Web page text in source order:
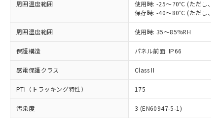
周囲温度範囲
使用時: -25～70℃ (ただし、氷
保存時: -40～80℃ (ただし、氷
周囲湿度範囲 使用時: 35～85%RH
保護構造 パネル前面: IP66
感電保護クラス Class II
PTI（トラッキング特性） 175
汚染度 3 (EN60947-5-1)
正式な納期状況および標準価格はお客
様のお取引先、またはお客様担当のオ
ムロン制御機器販売店・当社販売員に
オムロン制御機器販売店や当社販売拠
販売ネットワーク
」をご確認
ください。
在庫状況および標準価格結果を当社の
事前の承諾なく第三者に漏洩または開
示しないようお願いします。
マイパーツ機能（部品リスト作成サー
ビス）をご利用いただくには、I-Web
ル) (DEHP)(別名：DOP) 1000ppm以下、フタル酸ブチ
ルベンジル（BBP） 1000ppm以下、フタル酸ジブチル
（DBP） 1000ppm以下、フタル酸ジイソブチル
但し、RoHS指令で産業用監視および制御機器に対する
フタル酸エステル類の４物質については閾値を超える意
図的な使用がないことを確認しています。
※2 対応予定月
部品在庫の切り替え状況などにより、予定
月が前後することがあります。
ル類) : 1000ppm、
DBP(フタル酸ジブチル) : 1000ppm、 DIBP(フタル酸ジ
DEHP(フタル酸ビス(2-エチルヘキシル)) : 1000ppm
「ｅ」：有害物質（10物質）のすべてが基
準値以下であることを示します。
「10」：通常の使用状況下において有害物
質が外部に漏えいし、環境に深刻な影響を
当社は規制貨物を破棄する場合は、完
全に破砕するなど、違法に輸出されな
いよう必要な手段を講じます。
当社は貴社製品を、核兵器、ミサイ
ル、化学兵器、生物兵器またはその他
武器並びにこれらの製造装置等に一切
当社は、貴社製品を第三者に販売する
場合は、上記1、2および3の内容を当
該第三者に通知します。また当社は、
販売先および販売に係わる関係者が違
法に輸出するおそれがある場合は、取
一定数には満たないが在庫あり
在庫なし(最新の在庫状況につ
いては、お客様のお取引先、ま
たはお客様担当のオムロン制御
機器販売店・当社販売員にご確
認ください)
白
受注生産機種、また在庫状況の
情報を公開していない機種